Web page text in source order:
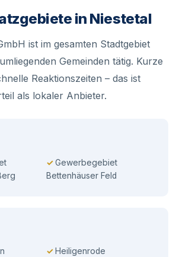
in Niestetal
ist im gesamten Stadtgebiet
Gemeinden tätig. Kurze
Reaktionszeiten – das ist
als lokaler Anbieter.
Gewerbegebiet
Bettenhäuser Feld
Heiligenrode